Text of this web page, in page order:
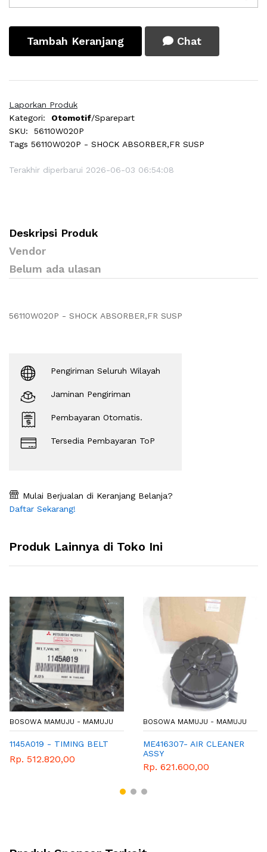
Tambah Keranjang Chat
Laporkan Produk
Kategori:
Otomotif/Sparepart
SKU:
56110W020P
Tags 56110W020P - SHOCK ABSORBER,FR SUSP
Terakhir diperbarui 2026-06-03 06:54:08
Deskripsi Produk
Vendor
Belum ada ulasan
56110W020P - SHOCK ABSORBER,FR SUSP
Pengiriman Seluruh Wilayah
Jaminan Pengiriman
Pembayaran Otomatis.
Tersedia Pembayaran ToP
Mulai Berjualan di Keranjang Belanja?
Daftar Sekarang!
Produk Lainnya di Toko Ini
BOSOWA MAMUJU - MAMUJU
1145A019 - TIMING BELT
Rp. 512.820,00
BOSOWA MAMUJU - MAMUJU
ME416307- AIR CLEANER
ASSY
Rp. 621.600,00